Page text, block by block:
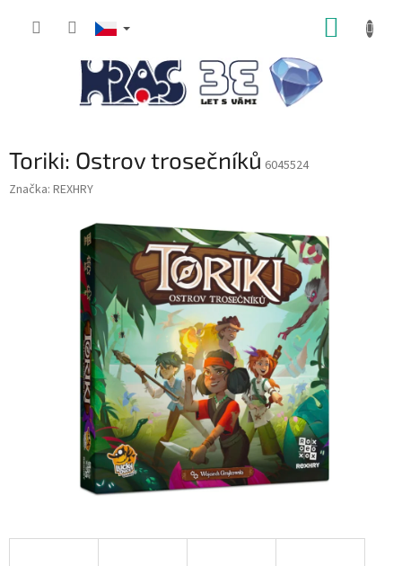
Toriki: Ostrov trosečníků 6045524
Značka: REXHRY